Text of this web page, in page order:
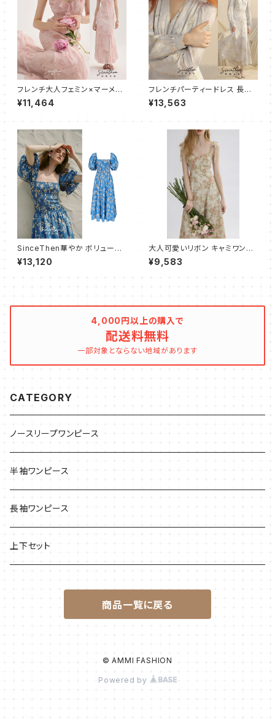
フレンチ大人フェミン×マーメイ
ド キャミワンピース フレア
¥11,464
フレンチパーティードレス 長袖
ワンピース/マーメイドライン
¥13,563
SinceThen華やか ボリューム
ふんわり ワンピース バブスリー
プ
¥13,120
大人可愛いリボン キャミワンピ
ース フレア ロング
¥9,583
4,000円以上の購入で
配送料無料
一部対象とならない地域があります
CATEGORY
ノースリープワンピース
半袖ワンピース
長袖ワンピース
上下セット
商品一覧に戻る
© AMMI FASHION
Powered by